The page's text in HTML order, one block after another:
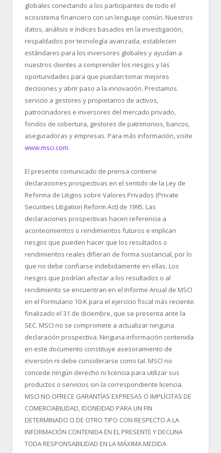
globales conectando a los participantes de todo el
ecosistema financiero con un lenguaje común. Nuestros
datos, análisis e índices basados en la investigación,
respaldados por tecnología avanzada, establecen
estándares para los inversores globales y ayudan a
nuestros clientes a comprender los riesgos y las
oportunidades para que puedan tomar mejores
decisiones y abrir paso a la innovación. Prestamos
servicio a gestores y propietarios de activos,
patrocinadores e inversores del mercado privado,
fondos de cobertura, gestores de patrimonios, bancos,
aseguradoras y empresas. Para más información, visite
www.msci.com.
El presente comunicado de prensa contiene
declaraciones prospectivas en el sentido de la Ley de
Reforma de Litigios sobre Valores Privados (Private
Securities Litigation Reform Act) de 1995. Las
declaraciones prospectivas hacen referencia a
acontecimientos o rendimientos futuros e implican
riesgos que pueden hacer que los resultados o
rendimientos reales difieran de forma sustancial, por lo
que no debe confiarse indebidamente en ellas. Los
riesgos que podrían afectar a los resultados o al
rendimiento se encuentran en el Informe Anual de MSCI
en el Formulario 10-K para el ejercicio fiscal más reciente.
finalizado el 31 de diciembre, que se presenta ante la
SEC. MSCI no se compromete a actualizar ninguna
declaración prospectiva. Ninguna información contenida
en este documento constituye asesoramiento de
inversión ni debe considerarse como tal. MSCI no
concede ningún derecho ni licencia para utilizar sus
productos o servicios sin la correspondiente licencia.
MSCI NO OFRECE GARANTÍAS EXPRESAS O IMPLÍCITAS DE
COMERCIABILIDAD, IDONEIDAD PARA UN FIN
DETERMINADO O DE OTRO TIPO CON RESPECTO A LA
INFORMACIÓN CONTENIDA EN EL PRESENTE Y DECLINA
TODA RESPONSABILIDAD EN LA MÁXIMA MEDIDA